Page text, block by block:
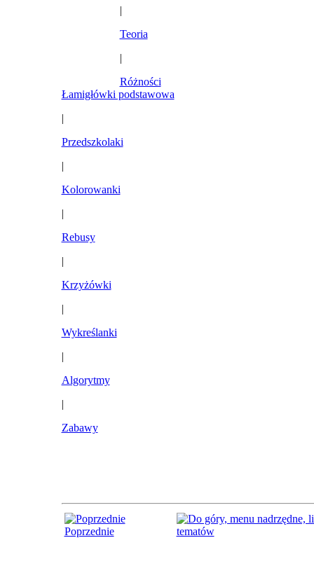
|
Teoria
|
Różności
Łamigłówki podstawowa
|
Przedszkolaki
|
Kolorowanki
|
Rebusy
|
Krzyżówki
|
Wykreślanki
|
Algorytmy
|
Zabawy
Poprzednie tematów